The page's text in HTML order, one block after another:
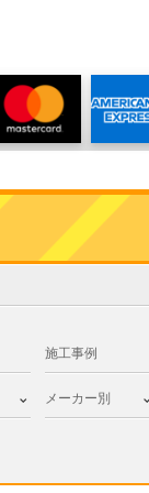
施工事例
メーカー別